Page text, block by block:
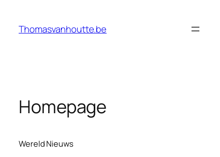
Thomasvanhoutte.be
Homepage
Wereld Nieuws